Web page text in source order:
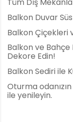
Balkon Duvar
Balkon Çiçekleri
Balkon ve Bahçe
Dekore Edin!
Balkon Sediri ile
Oturma
ile yenileyin.